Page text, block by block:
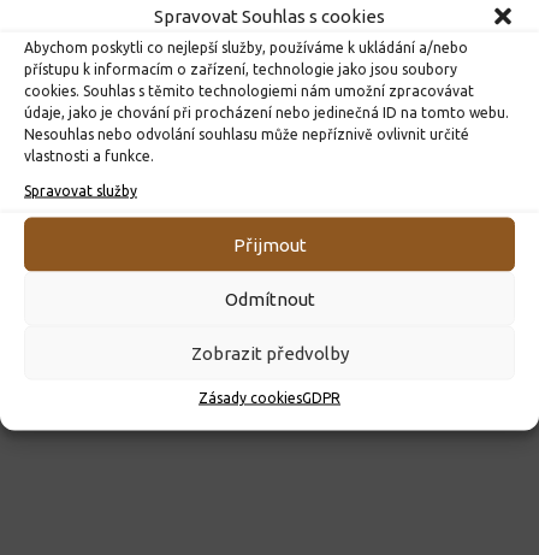
Spravovat Souhlas s cookies
Abychom poskytli co nejlepší služby, používáme k ukládání a/nebo
přístupu k informacím o zařízení, technologie jako jsou soubory
cookies. Souhlas s těmito technologiemi nám umožní zpracovávat
údaje, jako je chování při procházení nebo jedinečná ID na tomto webu.
Nesouhlas nebo odvolání souhlasu může nepříznivě ovlivnit určité
vlastnosti a funkce.
Spravovat služby
Přijmout
Odmítnout
Zobrazit předvolby
Zásady cookiesGDPR
ROZHODNUTÍ O PŘIJETÍ K PŘEDŠKOLNÍMU VZDĚLÁVÁNÍ